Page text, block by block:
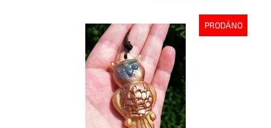
PRODÁNO
Vyprodáno
4425